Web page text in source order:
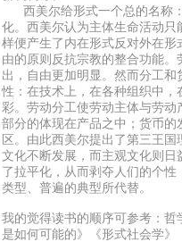
西美尔给形式一个总的名称：
化。西美尔认为主体生命活动
样便产生了内在形式反对外在
由的原则反抗宗教的整合功能
出，自由更加明显。然而分工
性：在技术上，在各种组织中
彩。劳动分工使劳动主体与劳
部分的体现在产品之中；货币
区。由此西美尔提出了第三王
文化不断发展，而主观文化则日
了拉平化，从而剥夺人们的个
类型、普遍的典型所代替。
我的觉得读书的顺序可参考：
是如何可能的》《形式社会学》